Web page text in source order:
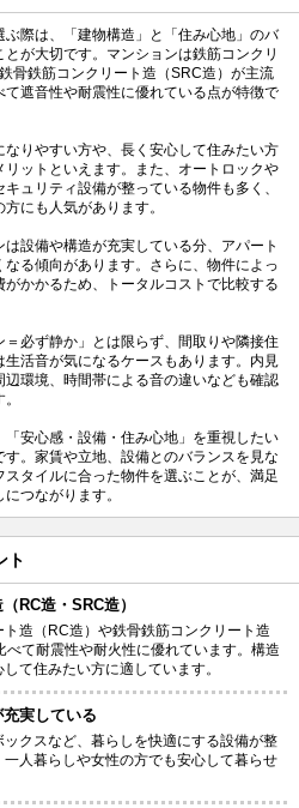
ぶ際は、「建物構造」と「住み心地」のバ
とが大切です。マンションは鉄筋コンクリ
骨鉄筋コンクリート造（SRC造）が主流
て遮音性や耐震性に優れている点が特徴で
なりやすい方や、長く安心して住みたい方
リットといえます。また、オートロックや
ュリティ設備が整っている物件も多く、
にも人気があります。
設備や構造が充実している分、アパート
なる傾向があります。さらに、物件によっ
がかかるため、トータルコストで比較する
＝必ず静か」とは限らず、間取りや隣接住
生活音が気になるケースもあります。内見
辺環境、時間帯による音の違いなども確認
「安心感・設備・住み心地」を重視したい
す。家賃や立地、設備とのバランスを見な
スタイルに合った物件を選ぶことが、満足
つながります。
ト
RC造・SRC造）
造（RC造）や鉄骨鉄筋コンクリート造
べて耐震性や耐火性に優れています。構造
て住みたい方に適しています。
実している
クスなど、暮らしを快適にする設備が整
人暮らしや女性の方でも安心して暮らせ